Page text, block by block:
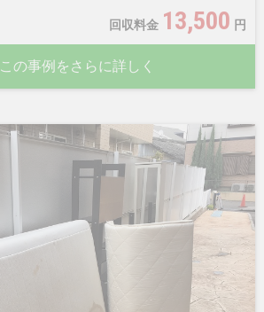
回収料金 13,500 円
この事例をさらに詳しく